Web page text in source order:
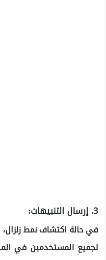
3. إرسال التنبيهات:
في حالة اكتشاف نمط زلزال،
لجميع المستخدمين في